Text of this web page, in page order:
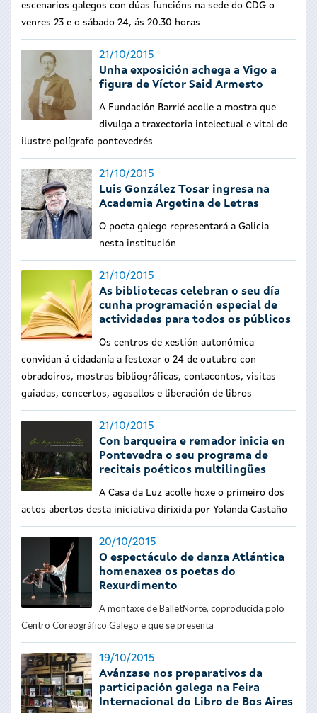
escenarios galegos con dúas funcións na sede do CDG o
venres 23 e o sábado 24, ás 20.30 horas
21/10/2015
Unha exposición achega a Vigo a
figura de Víctor Said Armesto
A Fundación Barrié acolle a mostra que
divulga a traxectoria intelectual e vital do
ilustre polígrafo pontevedrés
21/10/2015
Luis González Tosar ingresa na
Academia Argetina de Letras
O poeta galego representará a Galicia
nesta institución
21/10/2015
As bibliotecas celebran o seu día
cunha programación especial de
actividades para todos os públicos
Os centros de xestión autonómica
convidan á cidadanía a festexar o 24 de outubro con
obradoiros, mostras bibliográficas, contacontos, visitas
guiadas, concertos, agasallos e liberación de libros
21/10/2015
Con barqueira e remador inicia en
Pontevedra o seu programa de
recitais poéticos multilingües
A Casa da Luz acolle hoxe o primeiro dos
actos abertos desta iniciativa dirixida por Yolanda Castaño
20/10/2015
O espectáculo de danza Atlántica
homenaxea os poetas do
Rexurdimento
A montaxe de BalletNorte, coproducida polo
Centro Coreográfico Galego e que se presenta
19/10/2015
Avánzase nos preparativos da
participación galega na Feira
Internacional do Libro de Bos Aires